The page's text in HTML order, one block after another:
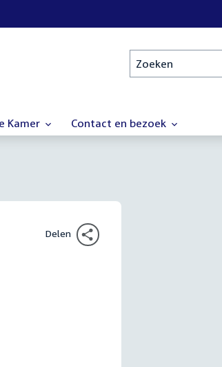
Zoeken
Kamer Contact en bezoek
Delen